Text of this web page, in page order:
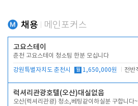
채용 메인포커스
고요스테이
춘천 고요스테이 청소팀 한분 모십니다
강원특별자치도 춘천시 월 1,650,000원
럭셔리관광호텔(오산)대실없음
오산(럭셔리관광) 청소,베팅같이하실분 구합니다~